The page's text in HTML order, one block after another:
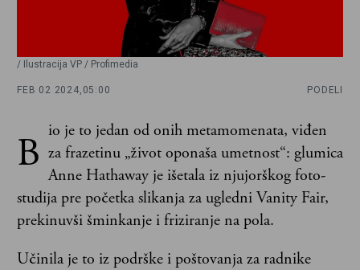
/ Ilustracija VP / Profimedia
FEB 02 2024, 05:00 PODELI
B io je to jedan od onih metamomenata, viđen
za frazetinu „život oponaša umetnost“: glumica
Anne Hathaway je išetala iz njujorškog foto-
studija pre početka slikanja za ugledni Vanity Fair,
prekinuvši šminkanje i friziranje na pola.
Učinila je to iz podrške i poštovanja za radnike